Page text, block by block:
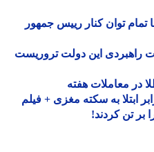
توان کنار رییس جمهور
این دولت تروریست
به سکته مغزی + فیلم